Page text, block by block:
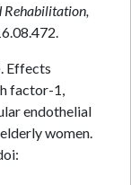
Rehabilitation,
Effects
factor-1,
endothelial
women.